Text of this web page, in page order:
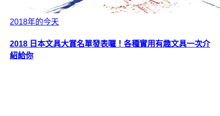
2018年的今天
2018 日本文具大賞名單發表囉！各種實用有趣文具一次介
紹給你